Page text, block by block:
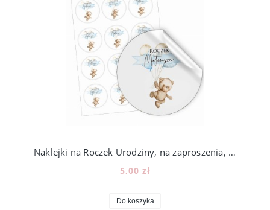
Naklejki na Roczek Urodziny, na zaproszenia, lizaki, miód, 12szt, 202_2
5,00 zł
Do koszyka